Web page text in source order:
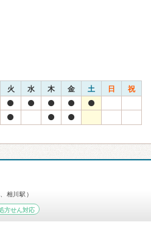
火 水 木 金 土 日 祝
相川駅）
方せん対応